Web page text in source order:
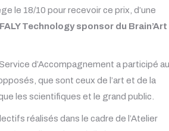
le 18/10 pour recevoir ce prix, d’une
Technology sponsor du Brain’Art
d’Accompagnement a participé au
que sont ceux de l’art et de la
les scientifiques et le grand public.
réalisés dans le cadre de l’Atelier